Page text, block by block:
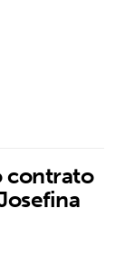
contrato